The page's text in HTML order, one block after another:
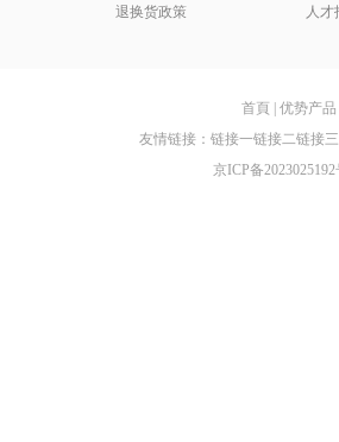
退换货政策
人才
首頁 优势产品
友情链接： 链接一链接二链接三
京ICP备